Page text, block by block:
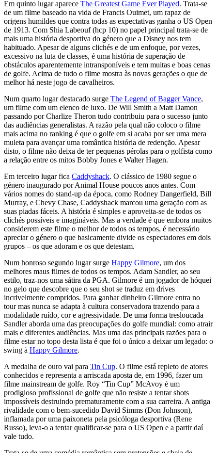
Em quinto lugar aparece The Greatest Game Ever Played. Trata-se
de um filme baseado na vida de Francis Ouimet, um rapaz de
origens humildes que contra todas as expectativas ganha o US Open
de 1913. Com Shia Labeouf (hcp 10) no papel principal trata-se de
mais uma história desportiva do género que a Disney nos tem
habituado. Apesar de alguns clichés e de um enfoque, por vezes,
excessivo na luta de classes, é uma história de superação de
obstáculos aparentemente intransponíveis e tem muitas e boas cenas
de golfe. Acima de tudo o filme mostra às novas gerações o que de
melhor há neste jogo de cavalheiros.
Num quarto lugar destacado surge The Legend of Bagger Vance,
um filme com um elenco de luxo. De Will Smith a Matt Damon
passando por Charlize Theron tudo contribuiu para o sucesso junto
das audiências generalistas. A razão pela qual não coloco o filme
mais acima no ranking é que o golfe em si acaba por ser uma mera
muleta para avançar uma romântica história de redenção. Apesar
disto, o filme não deixa de ter pequenas pérolas para o golfista como
a relação entre os mitos Bobby Jones e Walter Hagen.
Em terceiro lugar fica Caddyshack. O clássico de 1980 segue o
género inaugurado por Animal House poucos anos antes. Com
vários nomes do stand-up da época, como Rodney Dangerfield, Bill
Murray, e Chevy Chase, Caddyshack marcou uma geração com as
suas piadas fáceis. A história é simples e aproveita-se de todos os
clichés possíveis e imagináveis. Mas a verdade é que embora muitos
considerem este filme o melhor de todos os tempos, é necessário
apreciar o género o que basicamente divide os espectadores em dois
grupos – os que adoram e os que detestam.
Num honroso segundo lugar surge Happy Gilmore, um dos
melhores maus filmes de todos os tempos. Adam Sandler, ao seu
estilo, traz-nos uma sátira da PGA. Gilmore é um jogador de hóquei
no gelo que descobre que o seu shot se traduz em drives
incrivelmente compridos. Para ganhar dinheiro Gilmore entra no
tour mas nunca se adapta à cultura conservadora trazendo para a
modalidade ruído, cor e agressividade. De uma forma tresloucada
Sandler aborda uma das preocupações do golfe mundial: como atrair
mais e diferentes audiências. Mas uma das principais razões para o
filme estar no topo desta lista é que foi o único a deixar um legado: o
swing à Happy Gilmore.
A medalha de ouro vai para Tin Cup. O filme está repleto de atores
conhecidos e representa a arriscada aposta de, em 1996, fazer um
filme mainstream de golfe. Roy “Tin Cup” McAvoy é um
prodigioso profissional de golfe que não resiste a tentar shots
impossíveis destruindo prematuramente com a sua carreira. A antiga
rivalidade com o bem-sucedido David Simms (Don Johnson),
inflamada por uma paixoneta pela psicóloga desportiva (Rene
Russo), leva-o a tentar qualificar-se para o US Open e a partir daí
vale tudo.